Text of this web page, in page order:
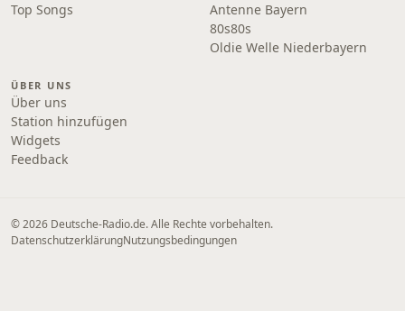
Top Songs
Antenne Bayern
80s80s
Oldie Welle Niederbayern
ÜBER UNS
Über uns
Station hinzufügen
Widgets
Feedback
© 2026 Deutsche-Radio.de. Alle Rechte vorbehalten.
DatenschutzerklärungNutzungsbedingungen